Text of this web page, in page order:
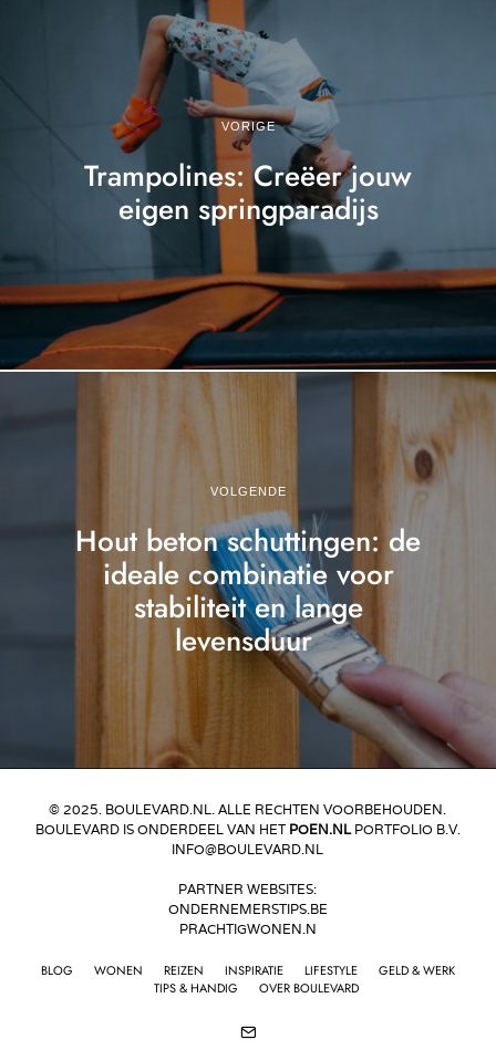
VORIGE
Trampolines: Creëer jouw
eigen springparadijs
VOLGENDE
Hout beton schuttingen: de
ideale combinatie voor
stabiliteit en lange
levensduur
© 2025. BOULEVARD.NL. ALLE RECHTEN VOORBEHOUDEN.
BOULEVARD IS ONDERDEEL VAN HET POEN.NLPORTFOLIO B.V.
INFO@BOULEVARD.NL
PARTNER WEBSITES:
ONDERNEMERSTIPS.BE
PRACHTIGWONEN.N
BLOG WONEN REIZEN INSPIRATIE LIFESTYLE
GELD & WERK
TIPS & HANDIG
OVER BOULEVARD